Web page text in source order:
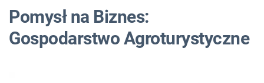
ZAREJESTRUJ
Pomysł na Biznes:
Gospodarstwo Agroturystyczne